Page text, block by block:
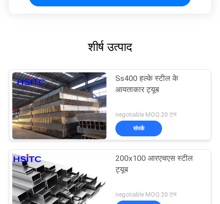
शीर्ष उत्पाद
Ss400 हल्के स्टील के
आयताकार ट्यूब
negotiable MOQ:20 टन
संपर्क
200x100 आरएचएस स्टील
ट्यूब
negotiable MOQ:20 टन